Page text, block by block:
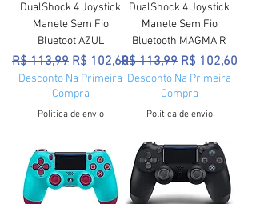
DualShock 4 Joystick
Manete Sem Fio
Bluetoot AZUL
Preço normal
R$ 113,99 Preço promocional
R$ 102,60
Desconto Na Primeira
Compra
Politica de envio
DualShock 4 Joystick
Manete Sem Fio
Bluetooth MAGMA R
Preço normal
R$ 113,99 Preço
R$ 102,60
Desconto Na Primeira
Compra
Politica de envio